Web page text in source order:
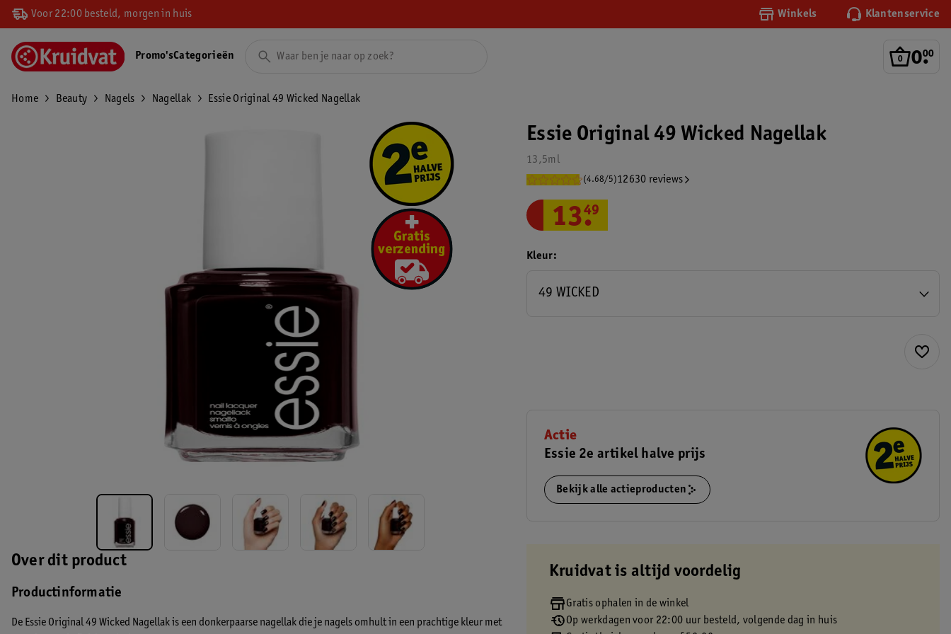
Voor 22:00 besteld, morgen in huis Winkels Klantenservice
0.
00
Promo'sCategorieën
Home Beauty Nagels Nagellak Essie Original 49 Wicked Nagellak
Over dit product
Productinformatie
De Essie Original 49 Wicked Nagellak is een donkerpaarse nagellak die je nagels omhult in een prachtige kleur met
Essie Original 49 Wicked Nagellak
13,5ml
(4.68/5)12630 reviews
13.
49
Kleur
49 WICKED
Actie
Essie 2e artikel halve prijs
Bekijk alle actieproducten
Kruidvat is altijd voordelig
Gratis ophalen in de winkel
Op werkdagen voor 22:00 uur besteld, volgende dag in huis